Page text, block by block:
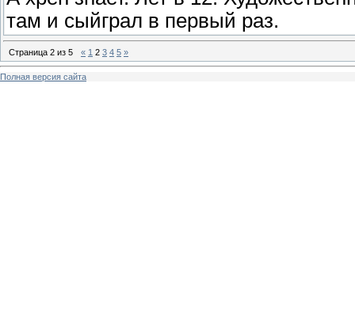
там и сыйграл в первый раз.
Страница 2 из 5 « 1 2 3 4 5 »
Полная версия сайта